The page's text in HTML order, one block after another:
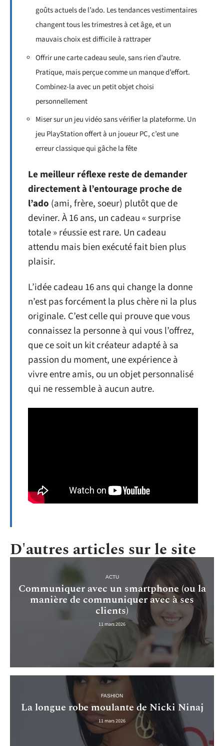
goûts actuels de l’ado. Les tendances vestimentaires
changent tous les trimestres à cet âge, et un
mauvais choix est difficile à rattraper
Offrir une carte cadeau seule, sans rien d’autre.
Pratique, mais perçue comme un manque d’effort.
Combinez-la avec un petit objet choisi
personnellement
Miser sur un jeu vidéo sans vérifier la plateforme. Un
jeu PlayStation offert à un joueur PC, c’est une
erreur classique qui gâche la fête
Le meilleur réflexe reste de demander
directement à l’entourage proche de
l’ado (ami, frère, soeur) plutôt que de
deviner. À 16 ans, un cadeau « surprise
totale » réussie est rare. Un cadeau
attendu mais bien exécuté fait bien plus
plaisir.
L’idée cadeau 16 ans qui change la donne
n’est pas forcément la plus chère ni la plus
originale. C’est celle qui prouve que vous
connaissez la personne à qui vous l’offrez,
que ce soit un kit créateur adapté à sa
passion du moment, une expérience à
vivre entre amis, ou un objet personnalisé
qui ne ressemble à aucun autre.
D'autres articles sur le site
ACTU
Communiquer avec un smartphone (ou la
manière de communiquer avec à ses
clients)
11 mars 2026
FASHION
La longue robe moulante de Nicki Ninaj
11 mars 2026